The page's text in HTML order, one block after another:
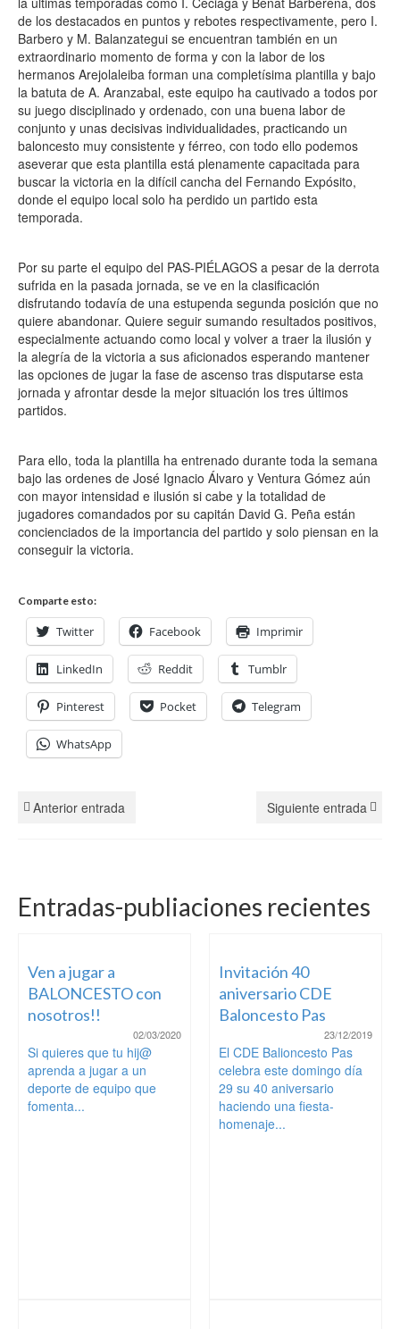
de los destacados en puntos y rebotes respectivamente, pero I.
Barbero y M. Balanzategui se encuentran también en un
extraordinario momento de forma y con la labor de los
hermanos Arejolaleiba forman una completísima plantilla y bajo
la batuta de A. Aranzabal, este equipo ha cautivado a todos por
su juego disciplinado y ordenado, con una buena labor de
conjunto y unas decisivas individualidades, practicando un
baloncesto muy consistente y férreo, con todo ello podemos
aseverar que esta plantilla está plenamente capacitada para
buscar la victoria en la difícil cancha del Fernando Expósito,
donde el equipo local solo ha perdido un partido esta
temporada.
Por su parte el equipo del PAS-PIÉLAGOS a pesar de la derrota
sufrida en la pasada jornada, se ve en la clasificación
disfrutando todavía de una estupenda segunda posición que no
quiere abandonar. Quiere seguir sumando resultados positivos,
especialmente actuando como local y volver a traer la ilusión y
la alegría de la victoria a sus aficionados esperando mantener
las opciones de jugar la fase de ascenso tras disputarse esta
jornada y afrontar desde la mejor situación los tres últimos
partidos.
Para ello, toda la plantilla ha entrenado durante toda la semana
bajo las ordenes de José Ignacio Álvaro y Ventura Gómez aún
con mayor intensidad e ilusión si cabe y la totalidad de
jugadores comandados por su capitán David G. Peña están
concienciados de la importancia del partido y solo piensan en la
conseguir la victoria.
Comparte esto:
Twitter Facebook Imprimir
LinkedIn Reddit Tumblr
Pinterest Pocket Telegram
WhatsApp
Anterior entrada Siguiente entrada
Entradas-publiaciones recientes
Ven a jugar a
BALONCESTO con
nosotros!!
02/03/2020
Si quieres que tu hij@
aprenda a jugar a un
deporte de equipo que
fomenta...
Invitación 40
aniversario CDE
Baloncesto Pas
23/12/2019
El CDE Balioncesto Pas
celebra este domingo día
29 su 40 aniversario
haciendo una fiesta-
homenaje...